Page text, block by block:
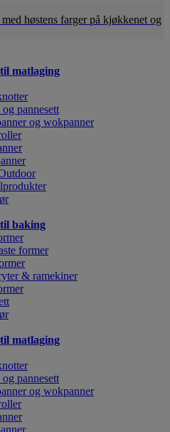
høstens farger på kjøkkenet og
matlaging
pannesett
og wokpanner
baking
former
& ramekiner
matlaging
pannesett
og wokpanner